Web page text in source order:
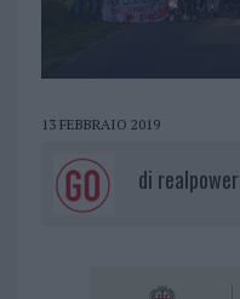
13 FEBBRAIO 2019
di realpower